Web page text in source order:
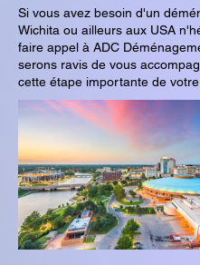
Si vous avez besoin d'un
Wichita ou ailleurs aux USA
faire appel à ADC
serons ravis de vous
cette étape importante de votre